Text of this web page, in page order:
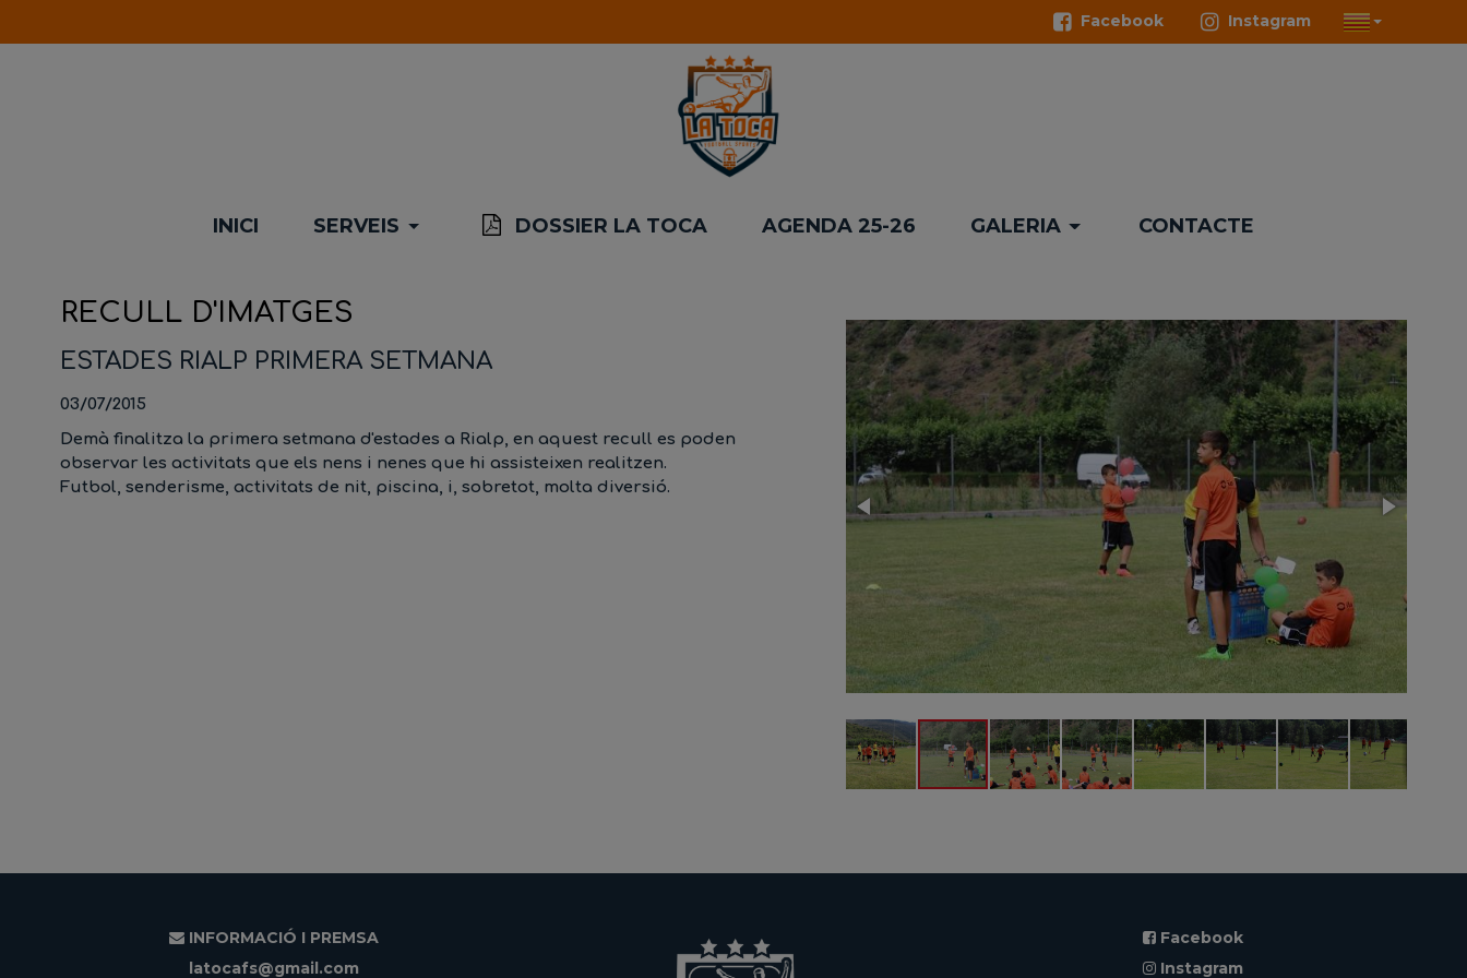
Facebook Instagram
INICI SERVEIS DOSSIER LA TOCA AGENDA 25-26 GALERIA CONTACTE
RECULL D'IMATGES
ESTADES RIALP PRIMERA SETMANA
03/07/2015
Demà finalitza la primera setmana d'estades a Rialp, en aquest recull es poden
observar les activitats que els nens i nenes que hi assisteixen realitzen.
Futbol, senderisme, activitats de nit, piscina, i, sobretot, molta diversió.
INFORMACIÓ I PREMSA
latocafs@gmail.com
Facebook
Instagram